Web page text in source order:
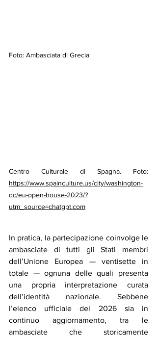
Foto: Ambasciata di Grecia
Centro Culturale di Spagna. Foto:
https://www.spainculture.us/city/washington-
dc/eu-open-house-2023/?
utm_source=chatgpt.com
In pratica, la partecipazione coinvolge le
ambasciate di tutti gli Stati membri
dell’Unione Europea — ventisette in
totale — ognuna delle quali presenta
una propria interpretazione curata
dell’identità nazionale. Sebbene
l’elenco ufficiale del 2026 sia in
continuo aggiornamento, tra le
ambasciate che storicamente